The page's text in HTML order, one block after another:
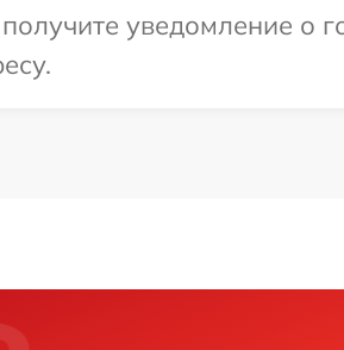
уведомление о